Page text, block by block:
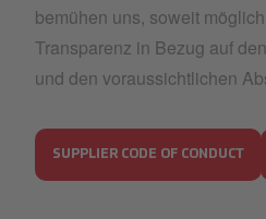
bemühen uns, soweit
Transparenz in Bezug auf
und den voraussichtlichen
SUPPLIER CODE OF CONDUCT